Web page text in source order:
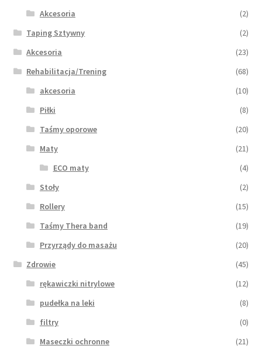
Akcesoria
(2)
Taping Sztywny
(2)
Akcesoria
(23)
Rehabilitacja/Trening
(68)
akcesoria
(10)
Piłki
(8)
Taśmy oporowe
(20)
Maty
(21)
ECO maty
(4)
Stoły
(2)
Rollery
(15)
Taśmy Thera band
(19)
Przyrządy do masażu
(20)
Zdrowie
(45)
rękawiczki nitrylowe
(12)
pudełka na leki
(8)
filtry
(0)
Maseczki ochronne
(21)